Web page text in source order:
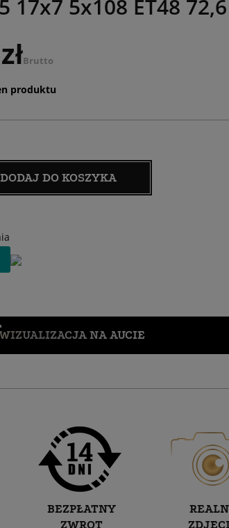
17x7 5x108 ET48
Brutto
produktu
DODAJ DO KOSZYKA
NA AUCIE
BEZPŁATNY
ZWROT